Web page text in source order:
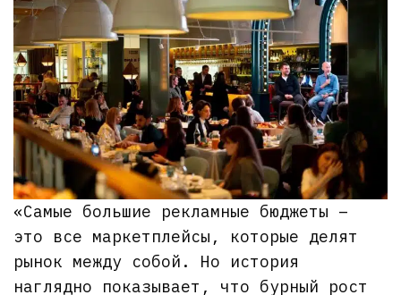
«Самые большие рекламные бюджеты –
это все маркетплейсы, которые делят
рынок между собой. Но история
наглядно показывает, что бурный рост